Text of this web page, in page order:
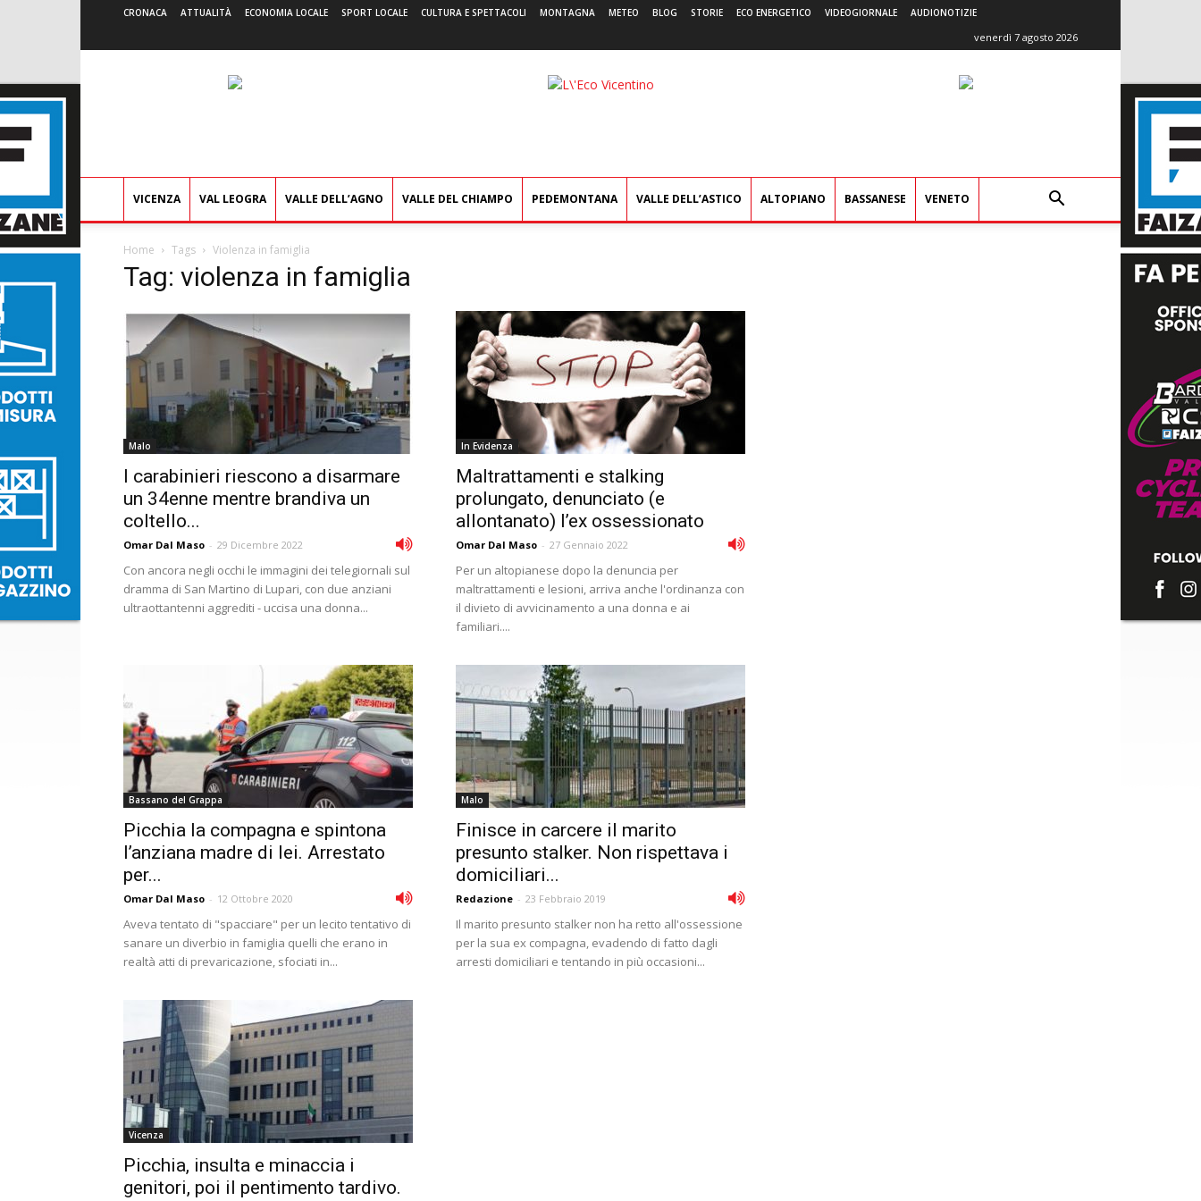
CRONACA ATTUALITÀ ECONOMIA LOCALE SPORT LOCALE CULTURA E SPETTACOLI MONTAGNA METEO BLOG STORIE ECO ENERGETICO VIDEOGIORNALE AUDIONOTIZIE
venerdì 7 agosto 2026
L'Eco
VICENZA VAL LEOGRA VALLE DELL’AGNO VALLE DEL CHIAMPO PEDEMONTANA VALLE DELL’ASTICO ALTOPIANO BASSANESE VENETO
Home Tags Violenza in famiglia
Tag: violenza in famiglia
Malo
I carabinieri riescono a disarmare
un 34enne mentre brandiva un
coltello...
Omar Dal Maso - 29 Dicembre 2022
Con ancora negli occhi le immagini dei telegiornali sul
dramma di San Martino di Lupari, con due anziani
ultraottantenni aggrediti - uccisa una donna...
In Evidenza
Maltrattamenti e stalking
prolungato, denunciato (e
allontanato) l’ex ossessionato
Omar Dal Maso - 27 Gennaio 2022
Per un altopianese dopo la denuncia per
maltrattamenti e lesioni, arriva anche l'ordinanza con
il divieto di avvicinamento a una donna e ai
familiari....
Bassano del Grappa
Picchia la compagna e spintona
l’anziana madre di lei. Arrestato
per...
Omar Dal Maso - 12 Ottobre 2020
Aveva tentato di "spacciare" per un lecito tentativo di
sanare un diverbio in famiglia quelli che erano in
realtà atti di prevaricazione, sfociati in...
Malo
Finisce in carcere il marito
presunto stalker. Non rispettava i
domiciliari...
Redazione - 23 Febbraio 2019
Il marito presunto stalker non ha retto all'ossessione
per la sua ex compagna, evadendo di fatto dagli
arresti domiciliari e tentando in più occasioni...
Vicenza
Picchia, insulta e minaccia i
genitori, poi il pentimento tardivo.